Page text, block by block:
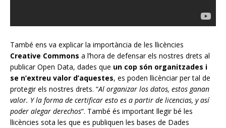
També ens va explicar la importància de les llicències
Creative Commons a l’hora de defensar els nostres drets al
publicar Open Data, dades que un cop són organitzades i
se n’extreu valor d’aquestes, es poden llicènciar per tal de
protegir els nostres drets. “Al organizar los datos, estos ganan
valor. Y la forma de certificar esto es a partir de licencias, y así
poder alegar derechos“. També és important llegir bé les
llicències sota les que es publiquen les bases de Dades